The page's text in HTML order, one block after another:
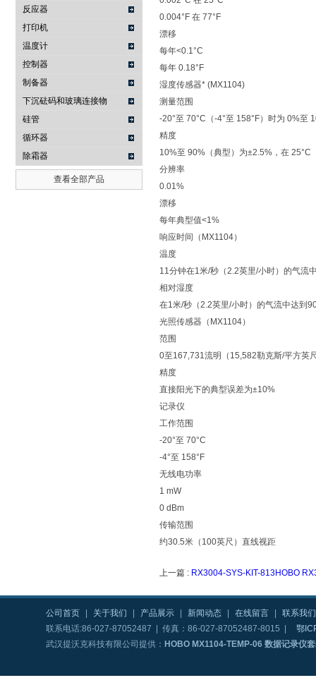
反应器
打印机
温度计
控制器
制备器
下沉砝码和玻璃连接物
硅管
循环器
除霜器
查看全部产品
0.004°F 在 77°F
漂移
每年<0.1°C
每年 0.18°F
湿度传感器* (MX1104)
测量范围
-20°至 70°C（-4°至 158°F）时为 0%至
精度
10%至 90%（典型）为±2.5%，在
分辨率
0.01%
漂移
每年典型值<1%
响应时间（MX1104）
温度
11分钟在1米/秒（2.2英里/小时）的气流
相对湿度
在1米/秒（2.2英里/小时）的气流中达到
光照传感器（MX1104）
范围
0至167,731流明（15,582勒克斯/平方英
精度
直接阳光下的典型误差为±10%
记录仪
工作范围
-20°至 70°C
-4°至 158°F
无线电功率
1 mW
0 dBm
传输范围
约30.5米（100英尺）直线视距
上一篇 : RX3004-SYS-KIT-813HOBO
公司首页 关于我们 产品展示 新闻动态 在线留言
联系我们
联系电话:86-027-87052487 | 传真：86-027-87052487-8015 |
鄂
武汉提沃克科技有限公司提供： HOBO MX1104-TEMP-06 数据记录仪